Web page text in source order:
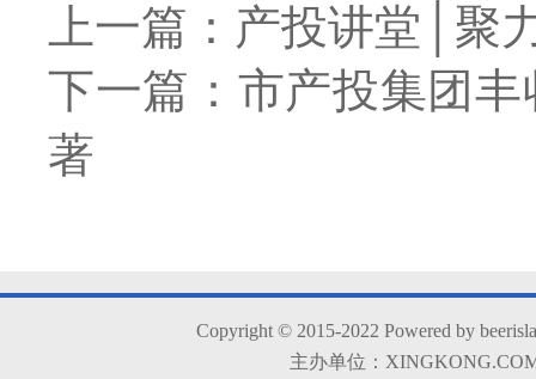
上一篇：产投讲堂│聚
下一篇：市产投集团
著
Copyright © 2015-2022 Powered by
主办单位：